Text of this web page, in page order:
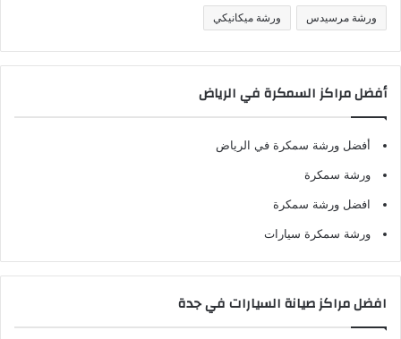
ورشة مرسيدس ورشة ميكانيكي
أفضل مراكز السمكرة في الرياض
أفضل ورشة سمكرة في الرياض
ورشة سمكرة
افضل ورشة سمكرة
ورشة سمكرة سيارات
افضل مراكز صيانة السيارات في جدة